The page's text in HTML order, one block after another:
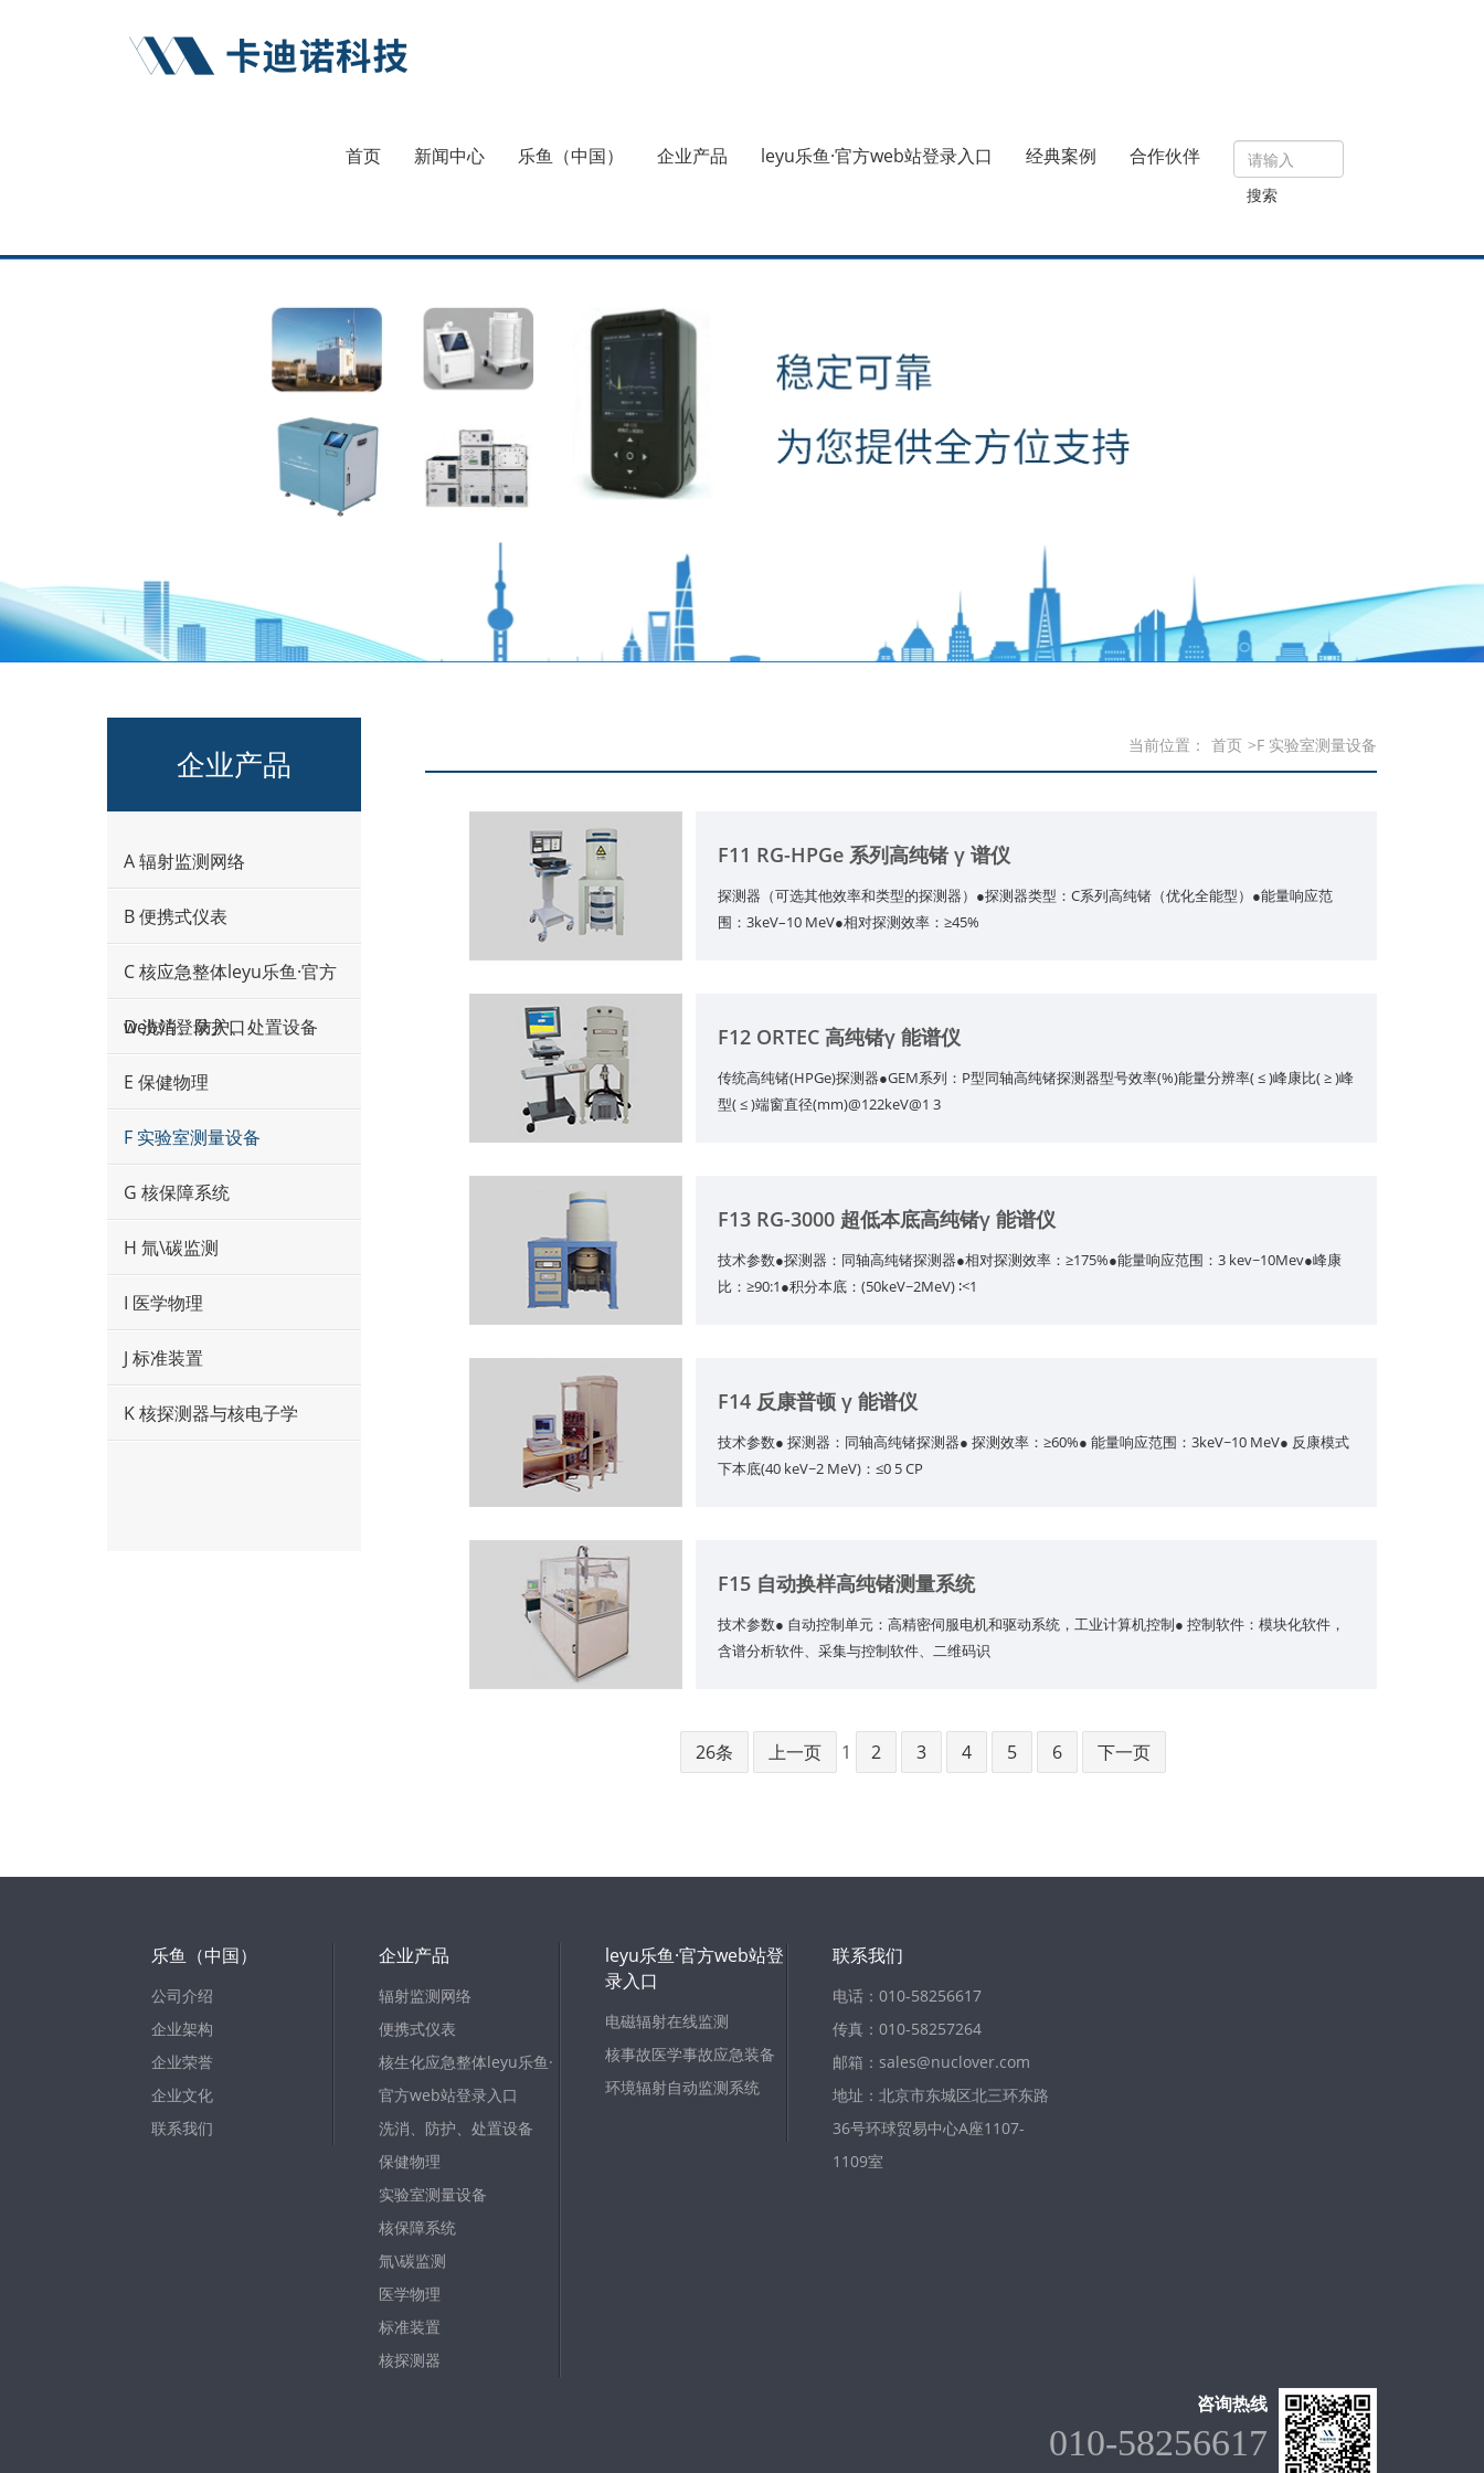
首页 新闻中心 乐鱼（中国） 企业产品 leyu乐鱼·官方web站登录入口 经典案例 合作伙伴
搜索
企业产品
A 辐射监测网络
B 便携式仪表
C 核应急整体leyu乐鱼·官方
web站登录入口
D 洗消、防护、处置设备
E 保健物理
F 实验室测量设备
G 核保障系统
H 氚\碳监测
I 医学物理
J 标准装置
K 核探测器与核电子学
当前位置： 首页 >F 实验室测量设备
F11 RG-HPGe 系列高纯锗 γ 谱仪
探测器（可选其他效率和类型的探测器）●探测器类型：C系列高纯锗（优化全能型）●能量响应范
围：3keV–10 MeV●相对探测效率：≥45%
F12 ORTEC 高纯锗γ 能谱仪
传统高纯锗(HPGe)探测器●GEM系列：P型同轴高纯锗探测器型号效率(%)能量分辨率( ≤ )峰康比( ≥ )峰
型( ≤ )端窗直径(mm)@122keV@1 3
F13 RG-3000 超低本底高纯锗γ 能谱仪
技术参数●探测器：同轴高纯锗探测器●相对探测效率：≥175%●能量响应范围：3 kev~10Mev●峰康
比：≥90:1●积分本底：(50keV~2MeV) ∶<1
F14 反康普顿 γ 能谱仪
技术参数● 探测器：同轴高纯锗探测器● 探测效率：≥60%● 能量响应范围：3keV~10 MeV● 反康模式
下本底(40 keV~2 MeV)：≤0 5 CP
F15 自动换样高纯锗测量系统
技术参数● 自动控制单元：高精密伺服电机和驱动系统，工业计算机控制● 控制软件：模块化软件，
含谱分析软件、采集与控制软件、二维码识
26条 上一页 1 2 3 4 5 6 下一页
乐鱼（中国）
公司介绍
企业架构
企业荣誉
企业文化
联系我们
企业产品
辐射监测网络
便携式仪表
核生化应急整体leyu乐鱼·
官方web站登录入口
洗消、防护、处置设备
保健物理
实验室测量设备
核保障系统
氚\碳监测
医学物理
标准装置
核探测器
leyu乐鱼·官方web站登
录入口
电磁辐射在线监测
核事故医学事故应急装备
环境辐射自动监测系统
联系我们
电话：010-58256617
传真：010-58257264
邮箱：sales@nuclover.com
地址：北京市东城区北三环东路
36号环球贸易中心A座1107-
1109室
咨询热线
010-58256617